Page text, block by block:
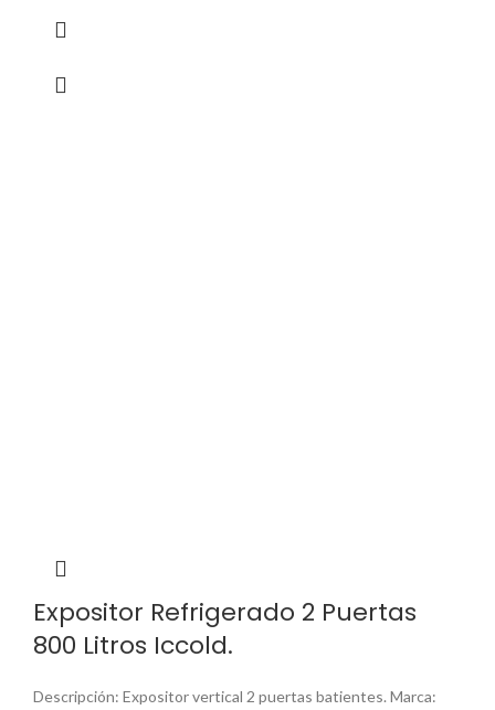
Expositor Refrigerado 2 Puertas
800 Litros Iccold.
Descripción: Expositor vertical 2 puertas batientes. Marca: